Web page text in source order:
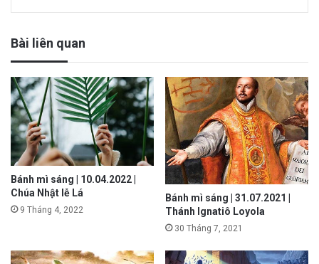
Bài liên quan
Bánh mì sáng | 10.04.2022 |
Chúa Nhật lễ Lá
9 Tháng 4, 2022
Bánh mì sáng | 31.07.2021 |
Thánh Ignatiô Loyola
30 Tháng 7, 2021